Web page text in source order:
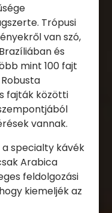
Trópusi
van szó,
és
mint 100 fajt
fajták közötti
vannak.
specialty kávék
Arabica
feldolgozási
kiemeljék az